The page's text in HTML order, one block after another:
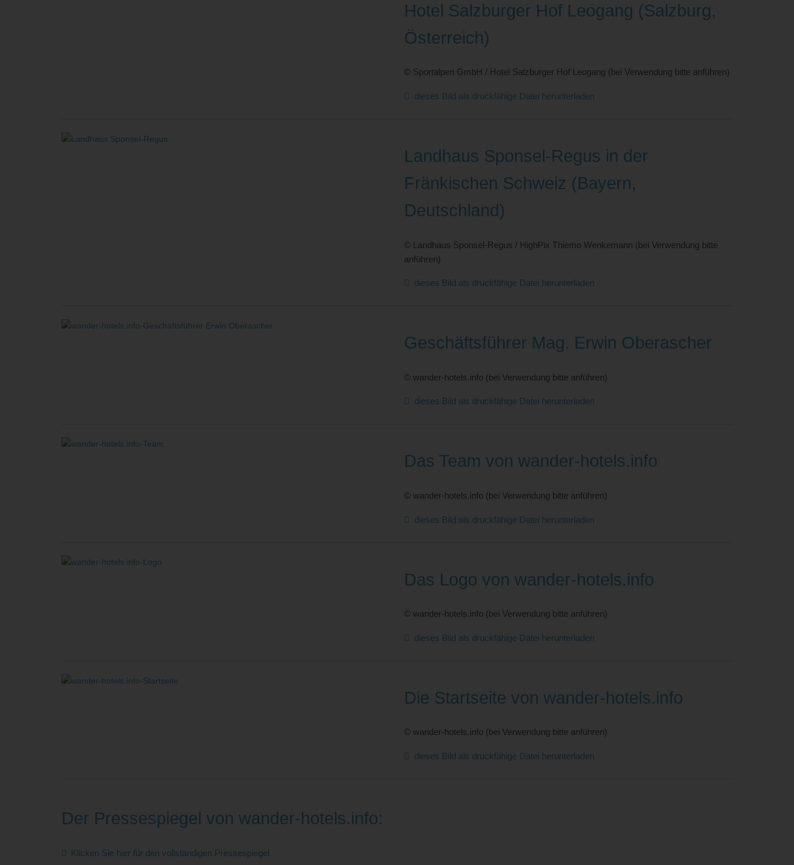
Hotel Salzburger Hof Leogang (Salzburg,
Österreich)
© Sportalpen GmbH / Hotel Salzburger Hof Leogang (bei Verwendung bitte anführen)
dieses Bild als druckfähige Datei herunterladen
Landhaus Sponsel-Regus in der
Fränkischen Schweiz (Bayern,
Deutschland)
© Landhaus Sponsel-Regus / HighPix Thiemo Wenkemann (bei Verwendung bitte
anführen)
dieses Bild als druckfähige Datei herunterladen
Geschäftsführer Mag. Erwin Oberascher
© wander-hotels.info (bei Verwendung bitte anführen)
dieses Bild als druckfähige Datei herunterladen
Das Team von wander-hotels.info
© wander-hotels.info (bei Verwendung bitte anführen)
dieses Bild als druckfähige Datei herunterladen
Das Logo von wander-hotels.info
© wander-hotels.info (bei Verwendung bitte anführen)
dieses Bild als druckfähige Datei herunterladen
Die Startseite von wander-hotels.info
© wander-hotels.info (bei Verwendung bitte anführen)
dieses Bild als druckfähige Datei herunterladen
Der Pressespiegel von wander-hotels.info:
Klicken Sie hier für den vollständigen Pressespiegel